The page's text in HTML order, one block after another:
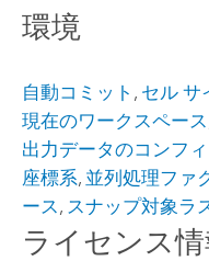
環境
自動コミット , セル サ
現在のワークスペース
出力データのコンフ
座標系, 並列処理ファ
ース , スナップ対象ラ
ライセンス情